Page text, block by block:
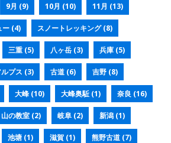
9月 (9) 10月 (10) 11月 (13)
ー (4) スノートレッキング(8)
三重 (5) 八ヶ岳 (3) 兵庫 (5)
プス (3) 古道 (6) 吉野 (8)
大峰 (10) 大峰奥駈 (1) 奈良 (16)
山の教室 (2) 岐阜 (2) 新潟 (1)
池塘 (1) 滋賀 (1) 熊野古道 (7)